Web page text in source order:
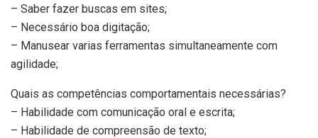
– Saber fazer buscas em sites;
– Necessário boa digitação;
– Manusear varias ferramentas simultaneamente com
agilidade;
Quais as competências comportamentais necessárias?
– Habilidade com comunicação oral e escrita;
– Habilidade de compreensão de texto;